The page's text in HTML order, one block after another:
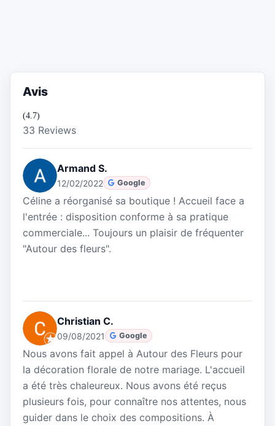
Avis
(4.7)
33 Reviews
Armand S.
12/02/2022 Google
Céline a réorganisé sa boutique ! Accueil face a
l'entrée : disposition conforme à sa pratique
commerciale... Toujours un plaisir de fréquenter
"Autour des fleurs".
Christian C.
09/08/2021 Google
Nous avons fait appel à Autour des Fleurs pour
la décoration florale de notre mariage. L'accueil
a été très chaleureux. Nous avons été reçus
plusieurs fois, pour connaître nos attentes, nous
guider dans le choix des compositions. À